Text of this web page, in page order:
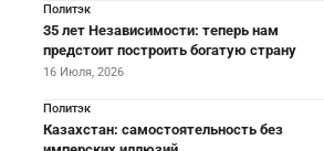
Политэк
35 лет Независимости: теперь нам
предстоит построить богатую страну
16 Июля, 2026
Политэк
Казахстан: самостоятельность без